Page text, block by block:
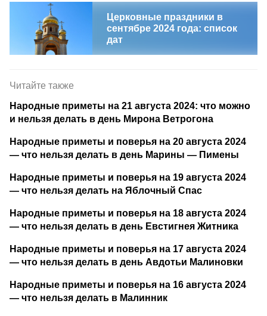
Церковные праздники в
сентябре 2024 года: список
дат
Читайте также
Народные приметы на 21 августа 2024: что можно
и нельзя делать в день Мирона Ветрогона
Народные приметы и поверья на 20 августа 2024
— что нельзя делать в день Марины — Пимены
Народные приметы и поверья на 19 августа 2024
— что нельзя делать на Яблочный Спас
Народные приметы и поверья на 18 августа 2024
— что нельзя делать в день Евстигнея Житника
Народные приметы и поверья на 17 августа 2024
— что нельзя делать в день Авдотьи Малиновки
Народные приметы и поверья на 16 августа 2024
— что нельзя делать в Малинник